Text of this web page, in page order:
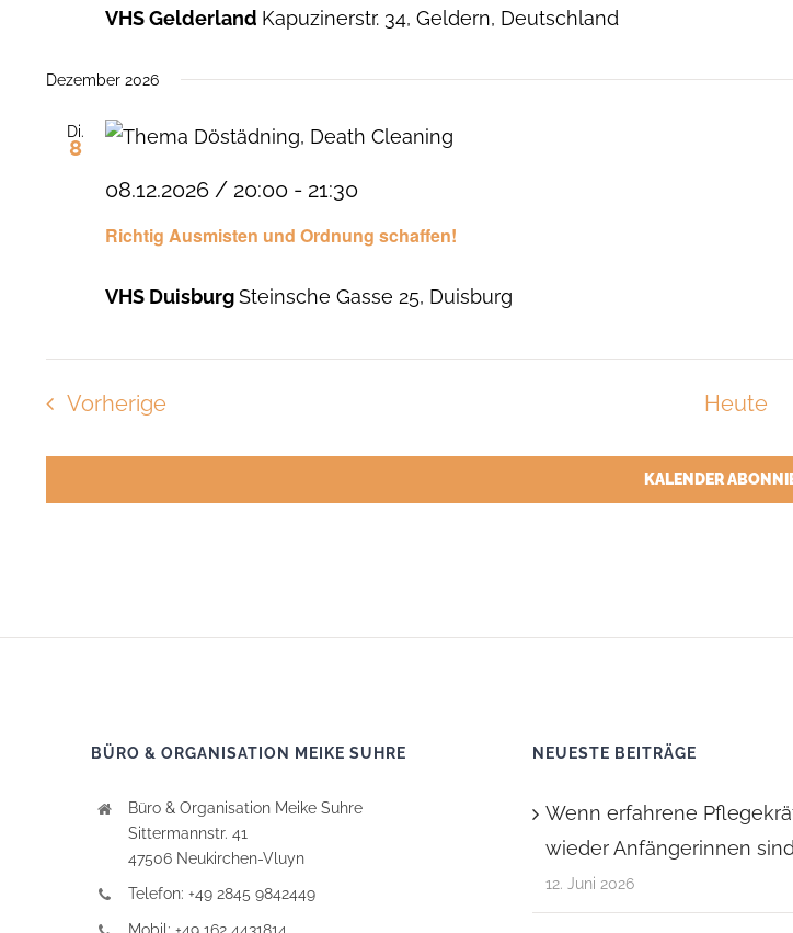
VHS Gelderland Kapuzinerstr. 34, Geldern, Deutschland
Dezember 2026
Di.
8
Richtig Ausmisten und Ordnung schaffen!
08.12.2026 / 20:00 - 21:30
VHS DuisburgSteinsche Gasse 25, Duisburg
VorherigeVeranstaltungen Heute
KALENDER
BÜRO & ORGANISATION MEIKE SUHRE
Büro & Organisation Meike Suhre
Sittermannstr. 41
47506 Neukirchen-Vluyn
Telefon: +49 2845 9842449
NEUESTE BEITRÄGE
Wenn erfahrene
wieder Anfängerinnen sind
12. Juni 2026